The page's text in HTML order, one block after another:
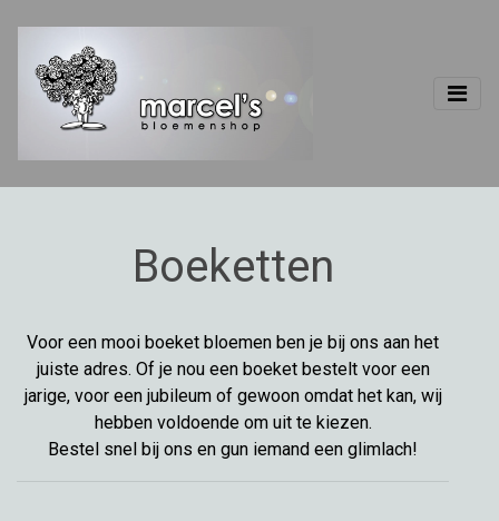
Boeketten
Voor een mooi boeket bloemen ben je bij ons aan het
juiste adres. Of je nou een boeket bestelt voor een
jarige, voor een jubileum of gewoon omdat het kan, wij
hebben voldoende om uit te kiezen.
Bestel snel bij ons en gun iemand een glimlach!